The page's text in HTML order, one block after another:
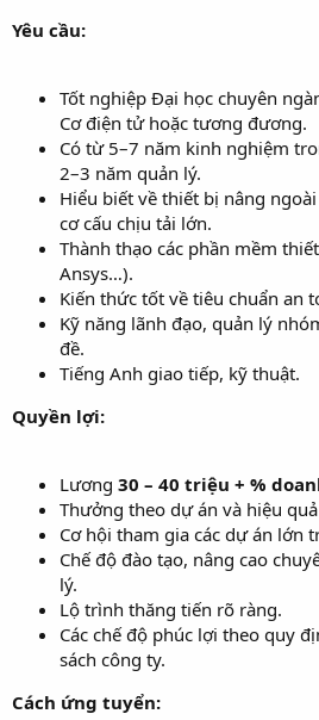
Yêu cầu:
Tốt nghiệp Đại học chuyên
Cơ điện tử hoặc tương đương.
Có từ 5–7 năm kinh nghiệm
2–3 năm quản lý.
Hiểu biết về thiết bị nâng
cơ cấu chịu tải lớn.
Thành thạo các phần mềm
Ansys…).
Kiến thức tốt về tiêu chuẩn an
Kỹ năng lãnh đạo, quản lý
đề.
Tiếng Anh giao tiếp, kỹ thuật.
Quyền lợi:
Lương 30 – 40 triệu + %
Thưởng theo dự án và hiệu
Cơ hội tham gia các dự án lớn
Chế độ đào tạo, nâng cao
lý.
Lộ trình thăng tiến rõ ràng.
Các chế độ phúc lợi theo quy
sách công ty.
Cách ứng tuyển: